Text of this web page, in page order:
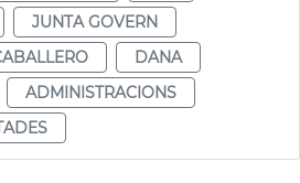
JUNTA GOVERN
DANA
ADMINISTRACIONS